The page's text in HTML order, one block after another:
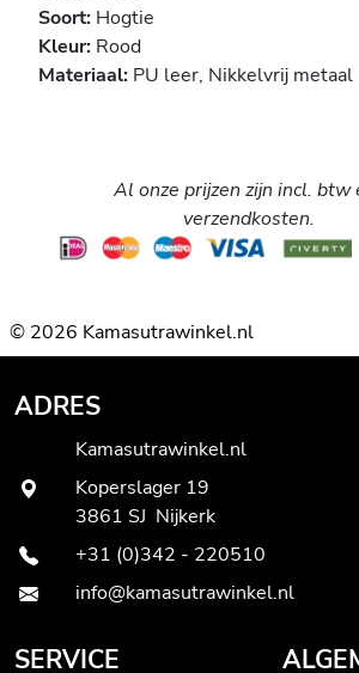
Soort: Hogtie
Kleur: Rood
Materiaal: PU leer, Nikkelvrij metaal
Al onze prijzen zijn incl. btw
verzendkosten.
© 2026 Kamasutrawinkel.nl
ADRES
Kamasutrawinkel.nl
Koperslager 19
3861 SJ Nijkerk
+31 (0)342 - 220510
info@kamasutrawinkel.nl
SERVICE